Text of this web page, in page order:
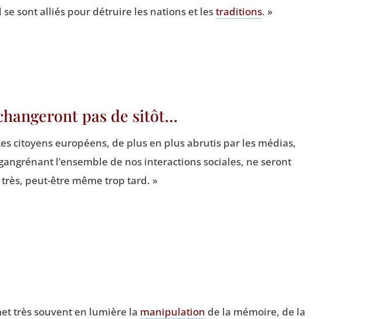
se sont alliés pour détruire les nations et lestra­di­tions. »
pas de sitôt…
citoyens euro­péens, de plus en plus abru­tis par les médias,
l’ensemble de nos inter­ac­tions sociales, ne seront
peut-être même trop tard. »
très sou­vent en lumière la mani­pu­la­tion de la mémoire, de la